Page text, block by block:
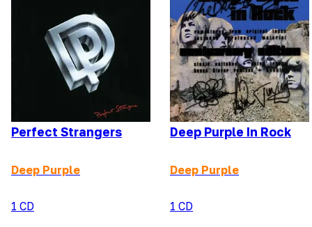
Perfect Strangers
Deep Purple
1 CD
Deep Purple In Rock
Deep Purple
1 CD